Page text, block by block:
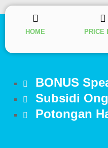
HOME PRICE
BONUS
Subsidi
Potongan